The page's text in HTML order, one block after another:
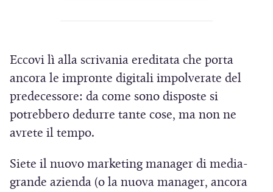
Eccovi lì alla scrivania ereditata che porta
ancora le impronte digitali impolverate del
predecessore: da come sono disposte si
potrebbero dedurre tante cose, ma non ne
avrete il tempo.
Siete il nuovo marketing manager di media-
grande azienda (o la nuova manager, ancora